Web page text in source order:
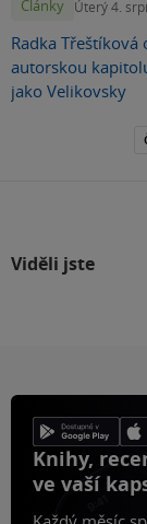
Články Úterý 4.
Radka Třeštíková
autorskou
jako Velikovsky
Viděli jste
Knihy,
ve vaší